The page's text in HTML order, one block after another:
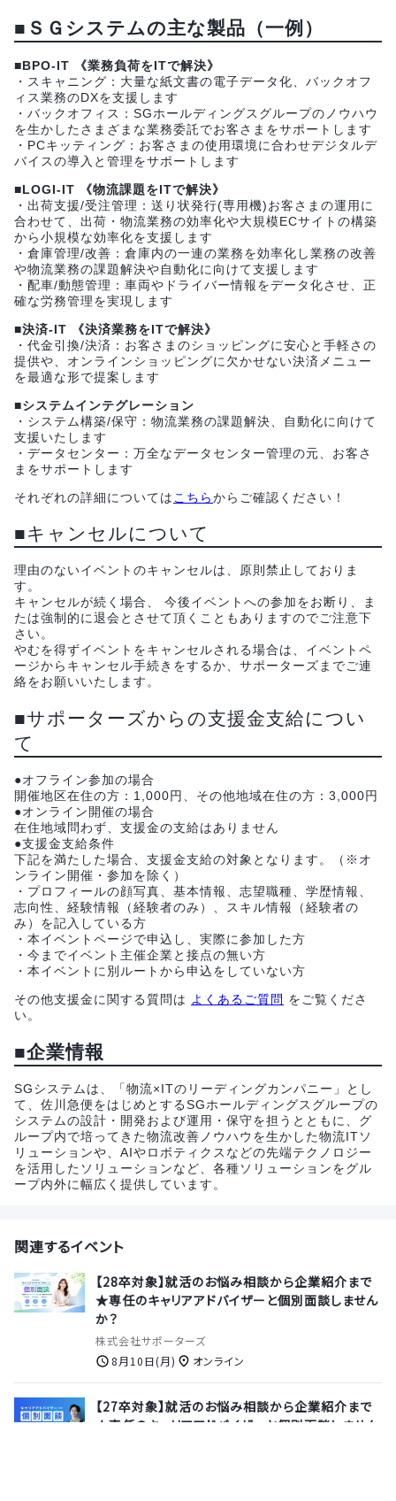
■ＳＧシステムの主な製品（一例）
■BPO-IT 《業務負荷をITで解決》
・スキャニング：大量な紙文書の電子データ化、バックオフ
ィス業務のDXを支援します
・バックオフィス：SGホールディングスグループのノウハウ
を生かしたさまざまな業務委託でお客さまをサポートします
・PCキッティング：お客さまの使用環境に合わせデジタルデ
バイスの導入と管理をサポートします
■LOGI-IT 《物流課題をITで解決》
・出荷支援/受注管理：送り状発行(専用機)お客さまの運用に
合わせて、出荷・物流業務の効率化や大規模ECサイトの構築
から小規模な効率化を支援します
・倉庫管理/改善：倉庫内の一連の業務を効率化し業務の改善
や物流業務の課題解決や自動化に向けて支援します
・配車/動態管理：車両やドライバー情報をデータ化させ、正
確な労務管理を実現します
■決済-IT 《決済業務をITで解決》
・代金引換/決済：お客さまのショッピングに安心と手軽さの
提供や、オンラインショッピングに欠かせない決済メニュー
を最適な形で提案します
■システムインテグレーション
・システム構築/保守：物流業務の課題解決、自動化に向けて
支援いたします
・データセンター：万全なデータセンター管理の元、お客さ
まをサポートします
それぞれの詳細については こちらからご確認ください！
■キャンセルについて
理由のないイベントのキャンセルは、原則禁止しておりま
す。
キャンセルが続く場合、 今後イベントへの参加をお断り、ま
たは強制的に退会とさせて頂くこともありますのでご注意下
さい。
やむを得ずイベントをキャンセルされる場合は、イベントペ
ージからキャンセル手続きをするか、サポーターズまでご連
絡をお願いいたします。
■サポーターズからの支援金支給につい
て
●オフライン参加の場合
開催地区在住の方：1,000円、その他地域在住の方：3,000円
●オンライン開催の場合
在住地域問わず、支援金の支給はありません
●支援金支給条件
下記を満たした場合、支援金支給の対象となります。（※オ
ンライン開催・参加を除く）
・プロフィールの顔写真、基本情報、志望職種、学歴情報、
志向性、経験情報（経験者のみ）、スキル情報（経験者の
み）を記入している方
・本イベントページで申込し、実際に参加した方
・今までイベント主催企業と接点の無い方
・本イベントに別ルートから申込をしていない方
その他支援金に関する質問は よくあるご質問 をご覧くださ
い。
■企業情報
SGシステムは、「物流×ITのリーディングカンパニー」とし
て、佐川急便をはじめとするSGホールディングスグループの
システムの設計・開発および運用・保守を担うとともに、グ
ループ内で培ってきた物流改善ノウハウを生かした物流ITソ
リューションや、AIやロボティクスなどの先端テクノロジー
を活用したソリューションなど、各種ソリューションをグル
ープ内外に幅広く提供しています。
関連するイベント
【28卒対象】就活のお悩み相談から企業紹介まで
★専任のキャリアアドバイザーと個別面談しません
か？
株式会社サポーターズ
8月10日(月)
オンライン
【27卒対象】就活のお悩み相談から企業紹介まで
★専任のキャリアアドバイザーと個別面談しません